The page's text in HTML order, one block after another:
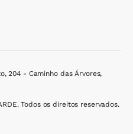
204 - Caminho das Árvores,
Todos os direitos reservados.